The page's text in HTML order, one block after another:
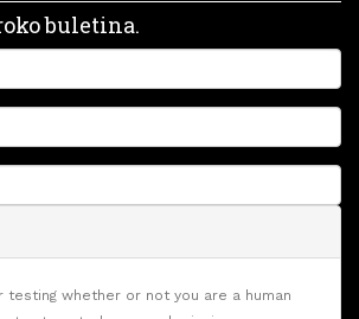
buletina.
testing whether or not you are a human